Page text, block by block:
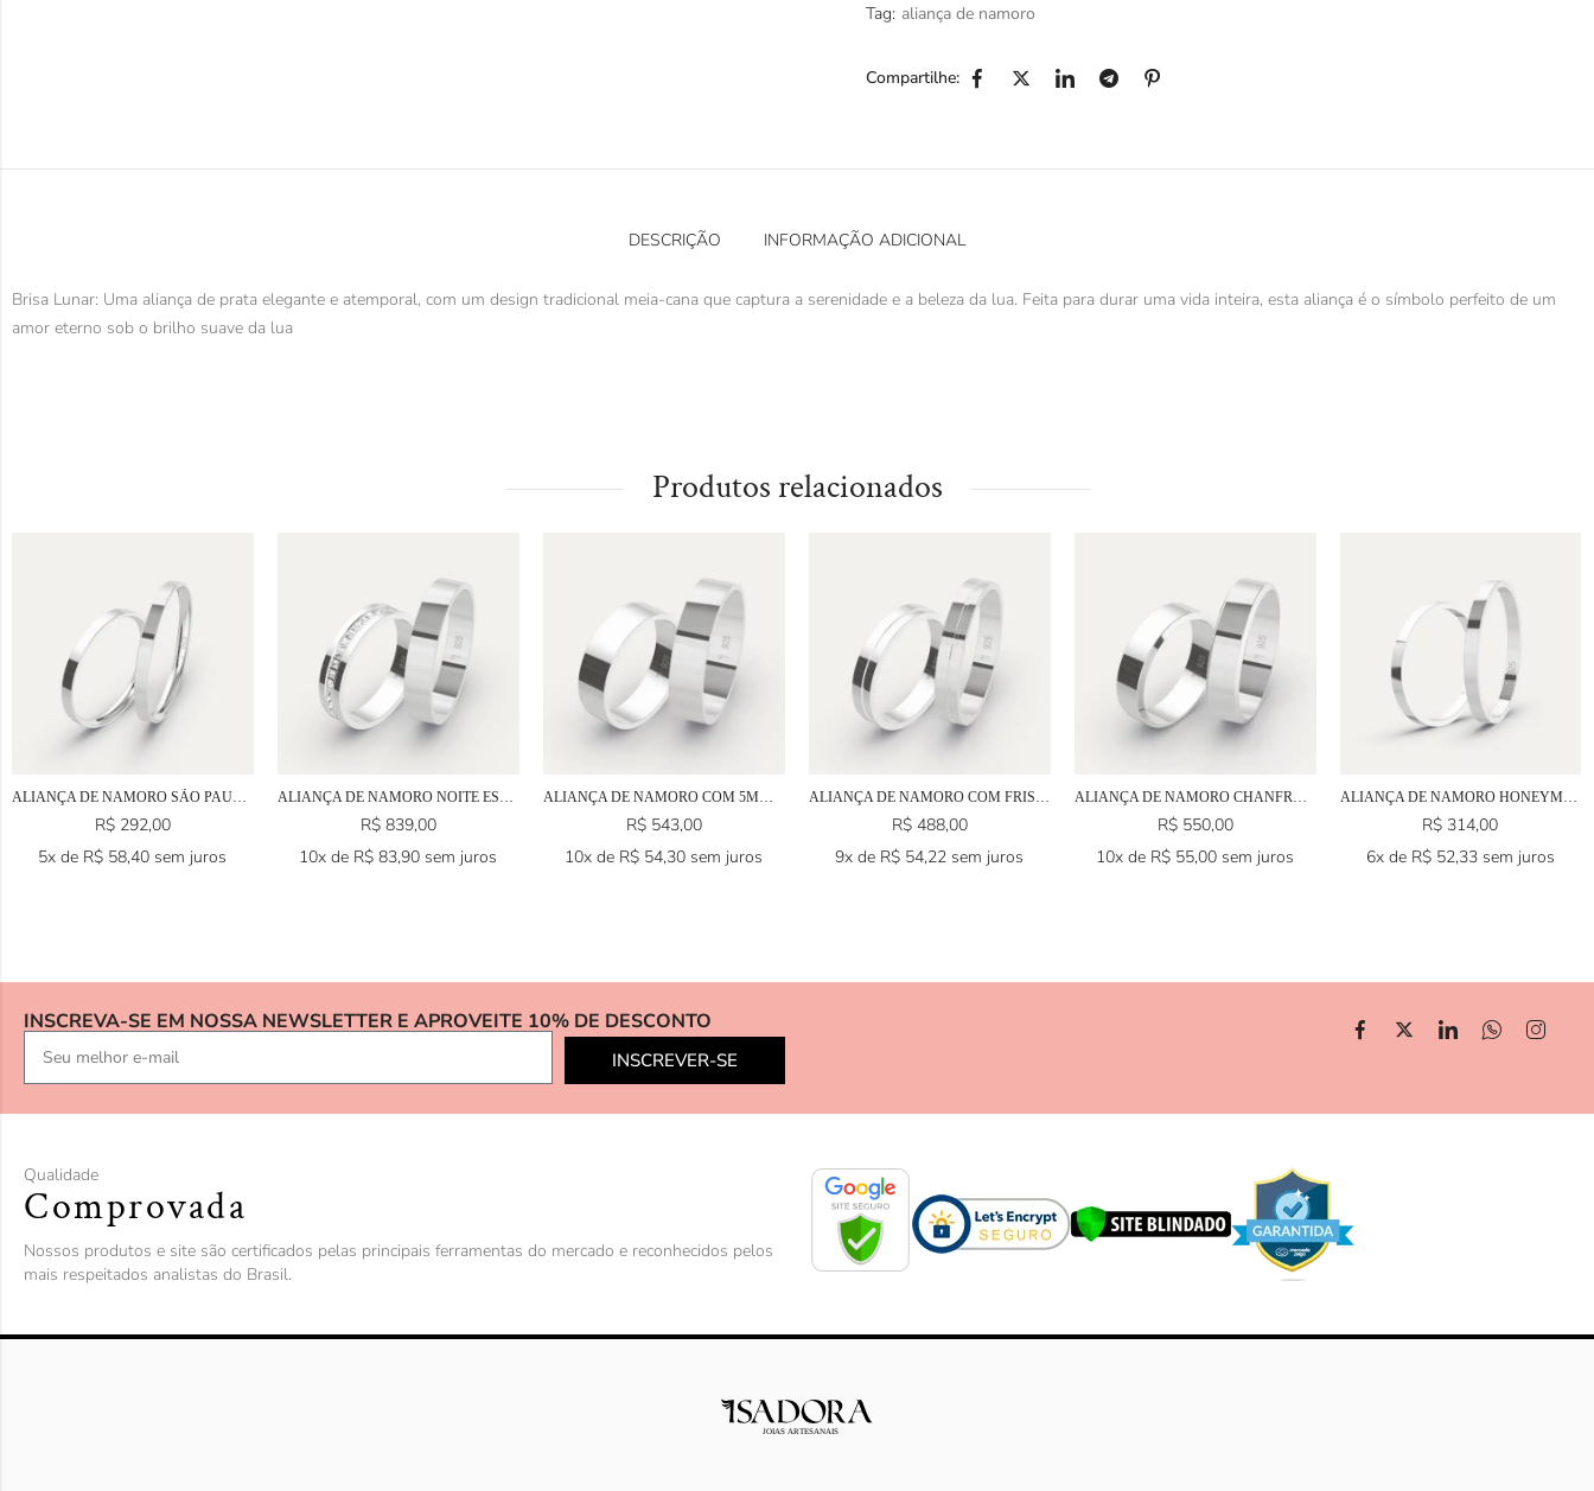
Tag: aliança de namoro
Compartilhe:
DESCRIÇÃO INFORMAÇÃO ADICIONAL
Brisa Lunar: Uma aliança de prata elegante e atemporal, com um design tradicional meia-cana que captura a serenidade e a beleza da lua. Feita para durar uma vida inteira, esta aliança é o símbolo perfeito de um
amor eterno sob o brilho suave da lua
Produtos relacionados
ALIANÇA DE NAMORO SÃO PAULO EM PRATA 925
R$292,00
5x de R$ 58,40 sem juros
ALIANÇA DE NAMORO NOITE ESTELAR EM PRATA 925
R$839,00
10x de R$ 83,90 sem juros
ALIANÇA DE NAMORO COM 5MM EM PRATA 925
R$543,00
10x de R$ 54,30 sem juros
ALIANÇA DE NAMORO COM FRISO EM PRATA 925
R$488,00
9x de R$ 54,22 sem juros
ALIANÇA DE NAMORO CHANFRO EM PRATA 925
R$550,00
10x de R$ 55,00 sem juros
ALIANÇA DE NAMORO HONEYMOON EM PRATA 925
R$ 314,00
6x de R$52,33 sem juros
INSCREVA-SE EM NOSSA NEWSLETTER E APROVEITE 10% DE DESCONTO
INSCREVER-SE
Qualidade
Comprovada
Nossos produtos e site são certificados pelas principais ferramentas do mercado e reconhecidos pelos
mais respeitados analistas do Brasil.